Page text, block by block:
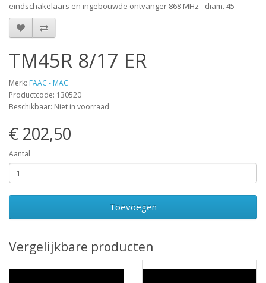
eindschakelaars en ingebouwde ontvanger 868 MHz - diam. 45
TM45R 8/17 ER
Merk: FAAC - MAC
Productcode: 130520
Beschikbaar: Niet in voorraad
€ 202,50
Aantal
Toevoegen
Vergelijkbare producten